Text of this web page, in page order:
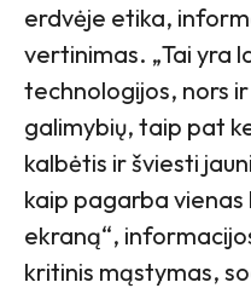
erdvėje etika,
vertinimas. „Tai yra
technologijos, nors
galimybių, taip pat
kalbėtis ir šviesti
kaip pagarba
ekraną“,
kritinis mąstymas,